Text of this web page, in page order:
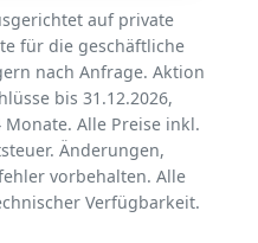
auf private
für die geschäftliche
nach Anfrage. Aktion
bis 31.12.2026,
Alle Preise inkl.
Änderungen,
vorbehalten. Alle
Verfügbarkeit.